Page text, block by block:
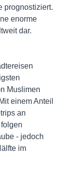
prognostiziert.
enorme
dar.
Muslimen
einem Anteil
an
- jedoch
im